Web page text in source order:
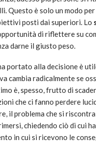
Questo è solo un modo
posti dai superiori. Lo
di riflettere su
darne il giusto peso.
portato alla decisione è
cambia radicalmente se
è, spesso, frutto di
che ci fanno perdere
il problema che si
chiedendo ciò di cui
in cui si ricevono le
quale
prato
786